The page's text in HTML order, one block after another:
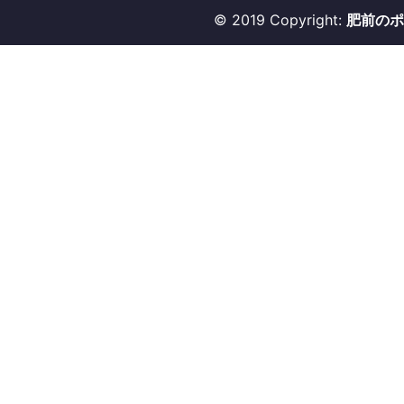
© 2019 Copyright: 肥前の